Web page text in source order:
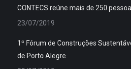
CONTECS reúne mais de 250
23/07/2019
1º Fórum de Construções
de Porto Alegre